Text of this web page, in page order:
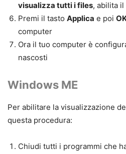
visualizza tutti i files, abilita
Premi il tasto Applica e poi
computer
Ora il tuo computer è
nascosti
Windows ME
Per abilitare la visualizzazione
questa procedura:
Chiudi tutti i programmi che